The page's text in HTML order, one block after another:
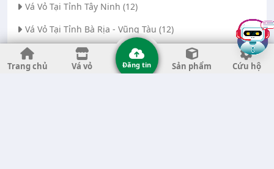
Trang chủ Vá vỏ Đăng tin Sản phẩm Cứu hộ
Vá Vỏ Tại Tỉnh Tây Ninh (12)
Vá Vỏ Tại Tỉnh Bà Rịa - Vũng Tàu (12)
Vá Vỏ Tại Thành phố Đà Nẵng (11)
Vá Vỏ Tại Tỉnh Thanh Hóa (11)